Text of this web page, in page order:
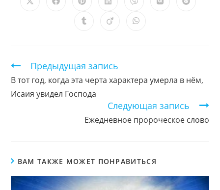
Открывается
Открывается
новом
Открывается
в
новом
Открывается
в
новом
Открывается
в
новом
Открывается
Открывается
ОткрываетсяОткрывается
Продолжить
чтение
Предыдущая запись
В тот год, когда эта черта характера умерла в нём,
Исаия увидел Господа
Следующая запись
Ежедневное пророческое слово
ВАМ ТАКЖЕ МОЖЕТ ПОНРАВИТЬСЯ